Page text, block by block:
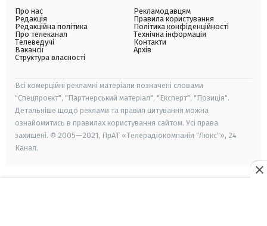
Про нас
Редакція
Редакційна політика
Про телеканал
Телеведучі
Вакансії
Структура власності
Рекламодавцям
Правила користування
Політика конфіденційності
Технічна інформація
Контакти
Архів
Всі комерційні рекламні матеріали позначені словами
"Спецпроєкт", "Партнерський матеріал", "Експерт", "Позиція".
Детальніше щодо реклами та правил цитування можна
ознайомитись в правилах користування сайтом. Усі права
захищені. © 2005—2021, ПрАТ «Телерадіокомпанія "Люкс"», 24
Канал.